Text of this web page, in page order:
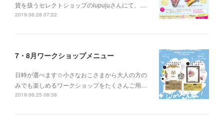
貨を扱うセレクトショップのlupujuさんにて、…
2019.06.28 07:22
7・8月ワークショップメニュー
日時が選べます☆小さなおこさまから大人の方の
みでも楽しめるワークショップをたくさんご用…
2019.06.25 06:38